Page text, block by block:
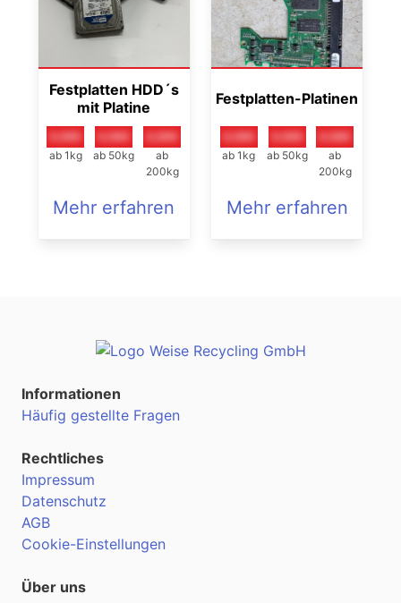
Festplatten HDD´s
mit Platine
0,00€
ab 1kg
0,00€
ab 50kg
0,00€
ab
200kg
Mehr erfahren
Festplatten-Platinen
0,00€
ab 1kg
0,00€
ab 50kg
0,00€
ab
200kg
Mehr erfahren
Informationen
Häufig gestellte Fragen
Rechtliches
Impressum
Datenschutz
AGB
Cookie-Einstellungen
Über uns